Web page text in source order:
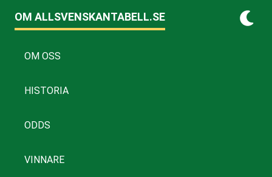
OM ALLSVENSKANTABELL.SE
OM OSS
HISTORIA
ODDS
VINNARE